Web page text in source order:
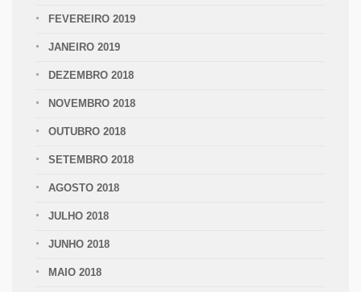
FEVEREIRO 2019
JANEIRO 2019
DEZEMBRO 2018
NOVEMBRO 2018
OUTUBRO 2018
SETEMBRO 2018
AGOSTO 2018
JULHO 2018
JUNHO 2018
MAIO 2018